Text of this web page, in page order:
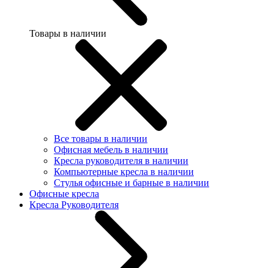
Товары в наличии
Все товары в наличии
Офисная мебель в наличии
Кресла руководителя в наличии
Компьютерные кресла в наличии
Стулья офисные и барные в наличии
Офисные кресла
Кресла Руководителя